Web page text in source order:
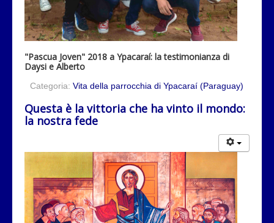
"Pascua Joven" 2018 a Ypacaraí: la testimonianza di
Daysi e Alberto
Categoria: Vita della parrocchia di Ypacaraí (Paraguay)
Questa è la vittoria che ha vinto il mondo:
la nostra fede